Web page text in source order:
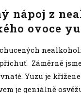
nápoj z
ovoce
Záměrně
Yuzu je
je geniálně